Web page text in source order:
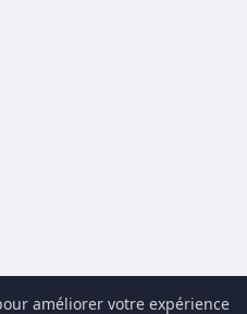
améliorer votre expérience